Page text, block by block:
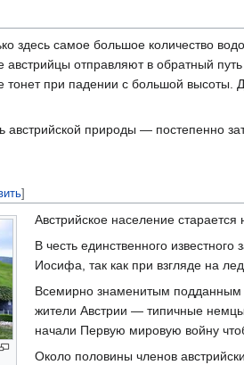
здесь самое большое количество
отправляют в обратный
тонет при падении с большой высоты.
австрийской природы — постепенно
]
Австрийское население
В честь единственного
Иосифа, так как при взгляде на
Всемирно знаменитым подданным
жители Австрии — типичные
начали Первую мировую войну
Около половины членов